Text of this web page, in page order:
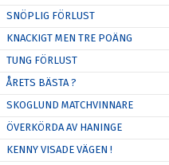
SNÖPLIG FÖRLUST
KNACKIGT MEN TRE POÄNG
TUNG FÖRLUST
ÅRETS BÄSTA ?
SKOGLUND MATCHVINNARE
ÖVERKÖRDA AV HANINGE
KENNY VISADE VÄGEN !